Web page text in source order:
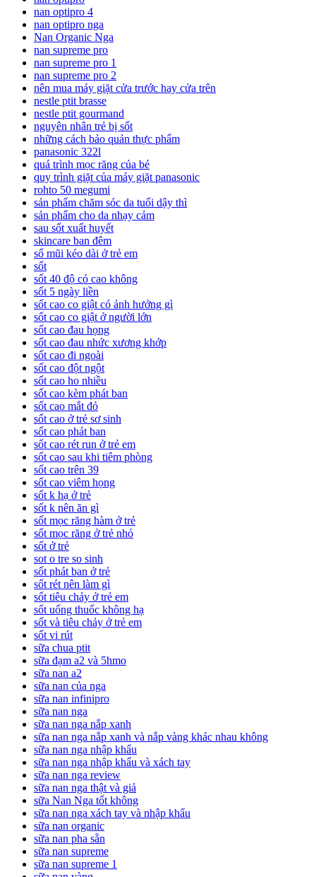
nan optipro 4
nan optipro nga
Nan Organic Nga
nan supreme pro
nan supreme pro 1
nan supreme pro 2
nên mua máy giặt cửa trước hay cửa trên
nestle ptit brasse
nestle ptit gourmand
nguyên nhân trẻ bị sốt
những cách bảo quản thực phẩm
panasonic 322l
quá trình mọc răng của bé
quy trình giặt của máy giặt panasonic
rohto 50 megumi
sản phẩm chăm sóc da tuổi dậy thì
sản phẩm cho da nhạy cảm
sau sốt xuất huyết
skincare ban đêm
sổ mũi kéo dài ở trẻ em
sốt
sốt 40 độ có cao không
sốt 5 ngày liền
sốt cao co giật có ảnh hưởng gì
sốt cao co giật ở người lớn
sốt cao đau họng
sốt cao đau nhức xương khớp
sốt cao đi ngoài
sốt cao đột ngột
sốt cao ho nhiều
sốt cao kèm phát ban
sốt cao mắt đỏ
sốt cao ở trẻ sơ sinh
sốt cao phát ban
sốt cao rét run ở trẻ em
sốt cao sau khi tiêm phòng
sốt cao trên 39
sốt cao viêm họng
sốt k hạ ở trẻ
sốt k nên ăn gì
sốt mọc răng hàm ở trẻ
sốt mọc răng ở trẻ nhỏ
sốt ở trẻ
sot o tre so sinh
sốt phát ban ở trẻ
sốt rét nên làm gì
sốt tiêu chảy ở trẻ em
sốt uống thuốc không hạ
sốt và tiêu chảy ở trẻ em
sốt vi rút
sữa chua ptit
sữa đạm a2 và 5hmo
sữa nan a2
sữa nan của nga
sữa nan infinipro
sữa nan nga
sữa nan nga nắp xanh
sữa nan nga nắp xanh và nắp vàng khác nhau không
sữa nan nga nhập khẩu
sữa nan nga nhập khẩu và xách tay
sữa nan nga review
sữa nan nga thật và giả
sữa Nan Nga tốt không
sữa nan nga xách tay và nhập khẩu
sữa nan organic
sữa nan pha sẵn
sữa nan supreme
sữa nan supreme 1